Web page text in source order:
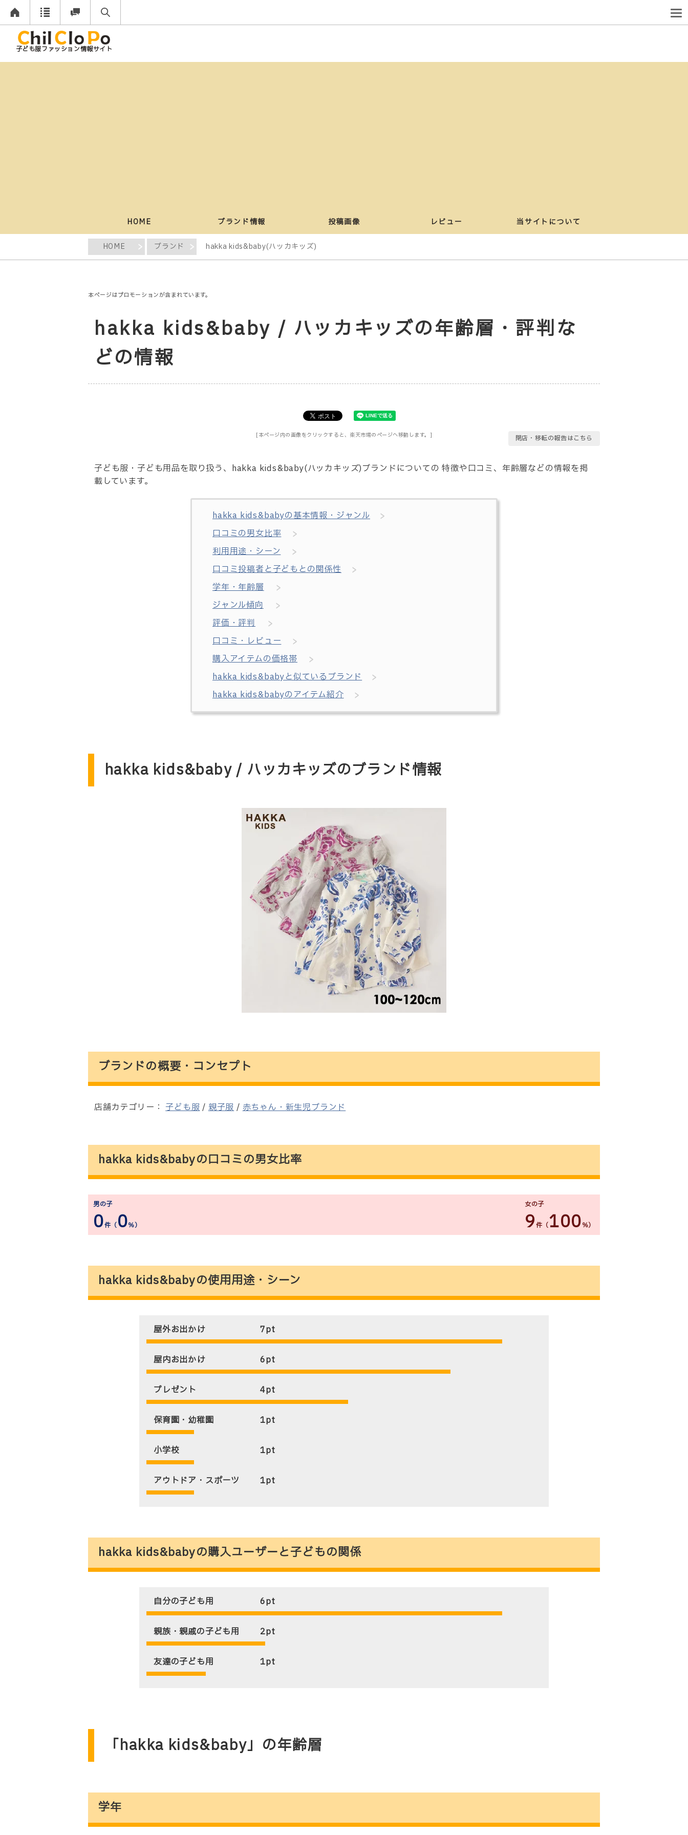
子ども服ファッション情報サイト
HOME ブランド情報 投稿画像 レビュー 当サイトについて
HOME ブランド hakka kids&baby(ハッカキッズ)
本ページはプロモーションが含まれています。
hakka kids&baby / ハッカキッズの年齢層・評判な
どの情報
閉店・移転の報告はこちら
[本ページ内の画像をクリックすると、楽天市場のページへ移動します。]
子ども服・子ども用品を取り扱う、hakka kids&baby(ハッカキッズ)ブランドについての 特徴や口コミ、年齢層などの情報を掲
載しています。
hakka kids&babyの基本情報・ジャンル
口コミの男女比率
利用用途・シーン
口コミ投稿者と子どもとの関係性
学年・年齢層
ジャンル傾向
評価・評判
口コミ・レビュー
購入アイテムの価格帯
hakka kids&babyと似ているブランド
hakka kids&babyのアイテム紹介
hakka kids&baby / ハッカキッズのブランド情報
ブランドの概要・コンセプト
店舗カテゴリー：子ども服/親子服/赤ちゃん・新生児ブランド
hakka kids&babyの口コミの男女比率
男の子
0件（0％）
女の子
9件（100％）
hakka kids&babyの使用用途・シーン
屋外お出かけ 7pt
屋内お出かけ 6pt
プレゼント 4pt
保育園・幼稚園 1pt
小学校 1pt
アウトドア・スポーツ 1pt
hakka kids&babyの購入ユーザーと子どもの関係
自分の子ども用 6pt
親族・親戚の子ども用 2pt
友達の子ども用 1pt
「hakka kids&baby」の年齢層
学年